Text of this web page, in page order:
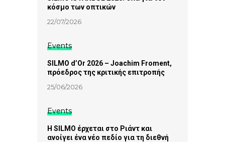
κόσμο των οπτικών
22/07/2026
Events
SILMO d’Or 2026 – Joachim Froment,
πρόεδρος της κριτικής επιτροπής
25/06/2026
Events
Η SILMO έρχεται στο Ριάντ και
ανοίγει ένα νέο πεδίο για τη διεθνή